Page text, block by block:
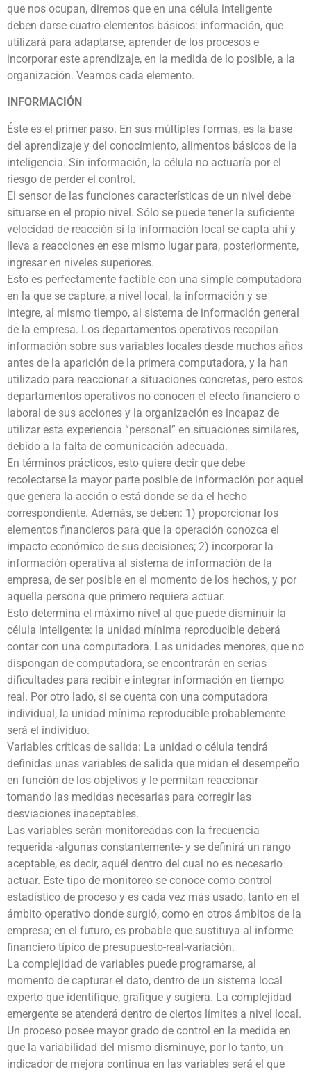
que nos ocupan, diremos que en una célula inteligente
deben darse cuatro elementos básicos: información, que
utilizará para adaptarse, aprender de los procesos e
incorporar este aprendizaje, en la medida de lo posible, a la
organización. Veamos cada elemento.
INFORMACIÓN
Éste es el primer paso. En sus múltiples formas, es la base
del aprendizaje y del conocimiento, alimentos básicos de la
inteligencia. Sin información, la célula no actuaría por el
riesgo de perder el control.
El sensor de las funciones características de un nivel debe
situarse en el propio nivel. Sólo se puede tener la suficiente
velocidad de reacción si la información local se capta ahí y
lleva a reacciones en ese mismo lugar para, posteriormente,
ingresar en niveles superiores.
Esto es perfectamente factible con una simple computadora
en la que se capture, a nivel local, la información y se
integre, al mismo tiempo, al sistema de información general
de la empresa. Los departamentos operativos recopilan
información sobre sus variables locales desde muchos años
antes de la aparición de la primera computadora, y la han
utilizado para reaccionar a situaciones concretas, pero estos
departamentos operativos no conocen el efecto financiero o
laboral de sus acciones y la organización es incapaz de
utilizar esta experiencia “personal” en situaciones similares,
debido a la falta de comunicación adecuada.
En términos prácticos, esto quiere decir que debe
recolectarse la mayor parte posible de información por aquel
que genera la acción o está donde se da el hecho
correspondiente. Además, se deben: 1) proporcionar los
elementos financieros para que la operación conozca el
impacto económico de sus decisiones; 2) incorporar la
información operativa al sistema de información de la
empresa, de ser posible en el momento de los hechos, y por
aquella persona que primero requiera actuar.
Esto determina el máximo nivel al que puede disminuir la
célula inteligente: la unidad mínima reproducible deberá
contar con una computadora. Las unidades menores, que no
dispongan de computadora, se encontrarán en serias
dificultades para recibir e integrar información en tiempo
real. Por otro lado, si se cuenta con una computadora
individual, la unidad mínima reproducible probablemente
será el individuo.
Variables críticas de salida: La unidad o célula tendrá
definidas unas variables de salida que midan el desempeño
en función de los objetivos y le permitan reaccionar
tomando las medidas necesarias para corregir las
desviaciones inaceptables.
Las variables serán monitoreadas con la frecuencia
requerida -algunas constantemente- y se definirá un rango
aceptable, es decir, aquél dentro del cual no es necesario
actuar. Este tipo de monitoreo se conoce como control
estadístico de proceso y es cada vez más usado, tanto en el
ámbito operativo donde surgió, como en otros ámbitos de la
empresa; en el futuro, es probable que sustituya al informe
financiero típico de presupuesto-real-variación.
La complejidad de variables puede programarse, al
momento de capturar el dato, dentro de un sistema local
experto que identifique, grafique y sugiera. La complejidad
emergente se atenderá dentro de ciertos límites a nivel local.
Un proceso posee mayor grado de control en la medida en
que la variabilidad del mismo disminuye, por lo tanto, un
indicador de mejora continua en las variables será el que